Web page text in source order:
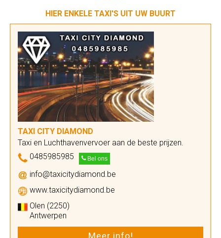
HIER ENKELE TAXI'S UIT UW BUURT
TAXI CITY DIAMOND
Taxi en Luchthavenvervoer aan de beste prijzen.
0485985985
Bel ons
info@taxicitydiamond.be
www.taxicitydiamond.be
Olen (2250)
Antwerpen
Meer info!